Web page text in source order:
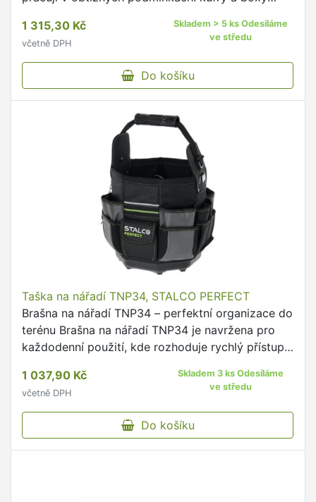
připojovat pomocí …
1 315,30 Kč
včetně DPH
Skladem > 5 ks Odesíláme
ve středu
Do košíku
Taška na nářadí TNP34, STALCO PERFECT
Brašna na nářadí TNP34 – perfektní organizace do
terénu Brašna na nářadí TNP34 je navržena pro
každodenní použití, kde rozhoduje rychlý přístup
1 037,90 Kč
včetně DPH
Skladem 3 ks Odesíláme
ve středu
Do košíku